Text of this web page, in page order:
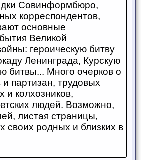
Совинформбюро,
корреспондентов,
основные
Великой
героическую битву
Ленинграда, Курскую
битвы... Много очерков о
партизан, трудовых
и колхозников,
людей. Возможно,
листая страницы,
своих родных и близких в